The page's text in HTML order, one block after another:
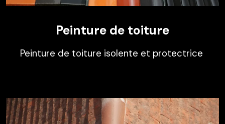
Peinture de toiture
Peinture de toiture isolente et protectrice